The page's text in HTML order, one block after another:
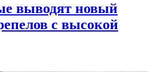
выводят новый
с высокой